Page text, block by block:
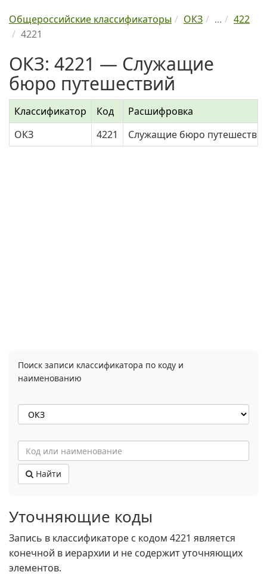
Общероссийские классификаторы ОКЗ ...
422
4221
ОКЗ: 4221 — Служащие
бюро путешествий
Классификатор Код
Расшифровка
ОКЗ
4221 Служащие бюро
Поиск записи классификатора по коду и
наименованию
Найти
Уточняющие коды
Запись в классификаторе с кодом 4221 является
конечной в иерархии и не содержит уточняющих
элементов.